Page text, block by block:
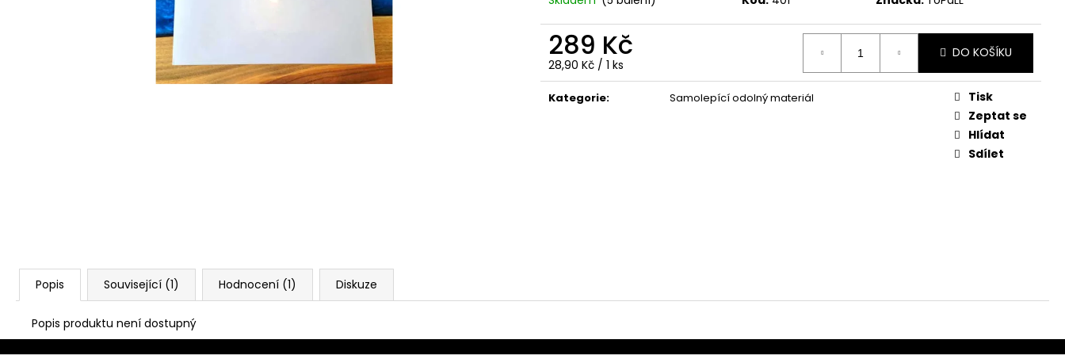
289 Kč
Měrná
cena:
28,90 Kč / 1 ks
DO KOŠÍKU
Kategorie: Samolepící odolný materiál
Tisk
Zeptat se
Hlídat
Sdílet
Popis Související (1) Hodnocení (1) Diskuze
Popis produktu není dostupný